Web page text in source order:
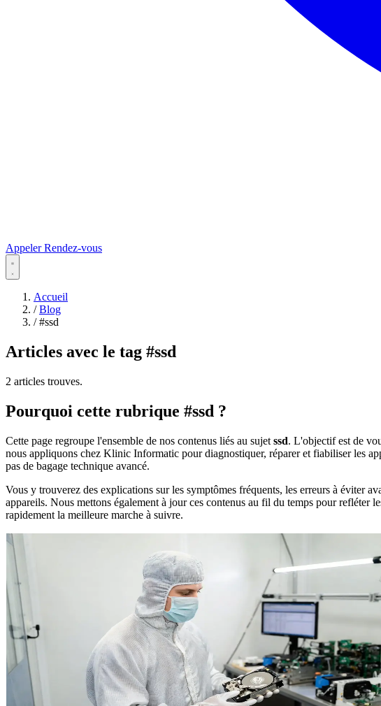
AppelerRendez-vous
Accueil
/ Blog
/ #ssd
Articles avec le tag #ssd
2 articles trouves.
Pourquoi cette rubrique #ssd ?
Cette page regroupe l'ensemble de nos contenus liés au sujet ssd. L'objectif est de
nous appliquons chez Klinic Informatic pour diagnostiquer, réparer et fiabiliser les
pas de bagage technique avancé.
Vous y trouverez des explications sur les symptômes fréquents, les erreurs à éviter
appareils. Nous mettons également à jour ces contenus au fil du temps pour refléter
rapidement la meilleure marche à suivre.